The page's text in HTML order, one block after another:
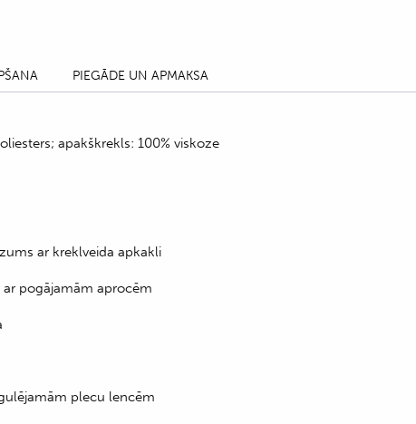
PIEGĀDE UN APMAKSA
apakškrekls: 100% viskoze
ar kreklveida apkakli
ar pogājamām aprocēm
plecu lencēm